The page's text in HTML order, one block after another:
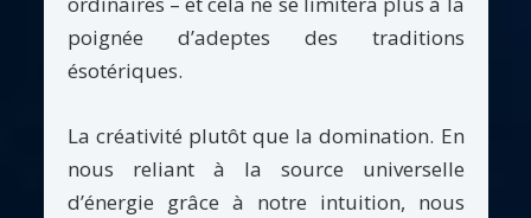
poignée d’adeptes des traditions
ésotériques.
La créativité plutôt que la domination. En
nous reliant à la source universelle
d’énergie grâce à notre intuition, nous